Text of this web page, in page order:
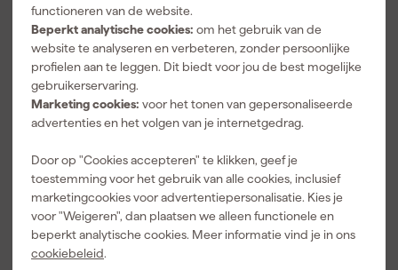
functioneren van de website.
Beperkt analytische cookies: om het gebruik van de
website te analyseren en verbeteren, zonder persoonlijke
profielen aan te leggen. Dit biedt voor jou de best mogelijke
gebruikerservaring.
Marketing cookies: voor het tonen van gepersonaliseerde
advertenties en het volgen van je internetgedrag.
Door op "Cookies accepteren" te klikken, geef je
toestemming voor het gebruik van alle cookies, inclusief
marketingcookies voor advertentiepersonalisatie. Kies je
voor "Weigeren", dan plaatsen we alleen functionele en
beperkt analytische cookies. Meer informatie vind je in ons
cookiebeleid.
DeWALT DWP-
CPACK30
Luchtslanghaspel - 30m
- 3/8" - met spoel
Morgen bezorgd
Metabo SA 250
Perslucht slanghaspel -
8m x 8mm